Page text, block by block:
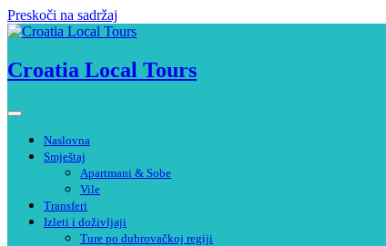
Preskoči na sadržaj
Croatia Local Tours
Naslovna
Smještaj
Apartmani & Sobe
Vile
Transferi
Izleti i doživljaji
Ture po dubrovačkoj regiji